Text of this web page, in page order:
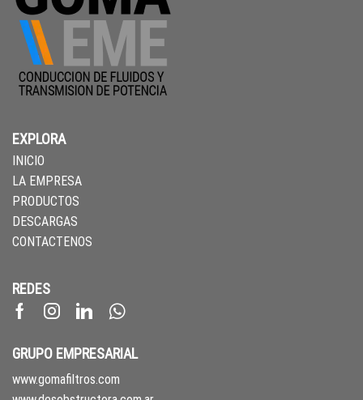
EXPLORA
INICIO
LA EMPRESA
PRODUCTOS
DESCARGAS
CONTACTENOS
REDES
FacebookInstagram
LinkedinWhatsapp
GRUPO EMPRESARIAL
www.gomafiltros.com